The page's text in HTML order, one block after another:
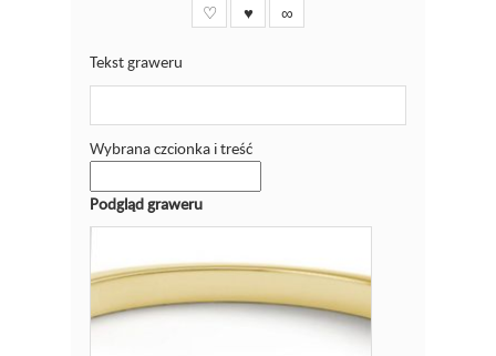
♡ ♥ ∞
Tekst graweru
Wybrana czcionka i treść
Podgląd graweru